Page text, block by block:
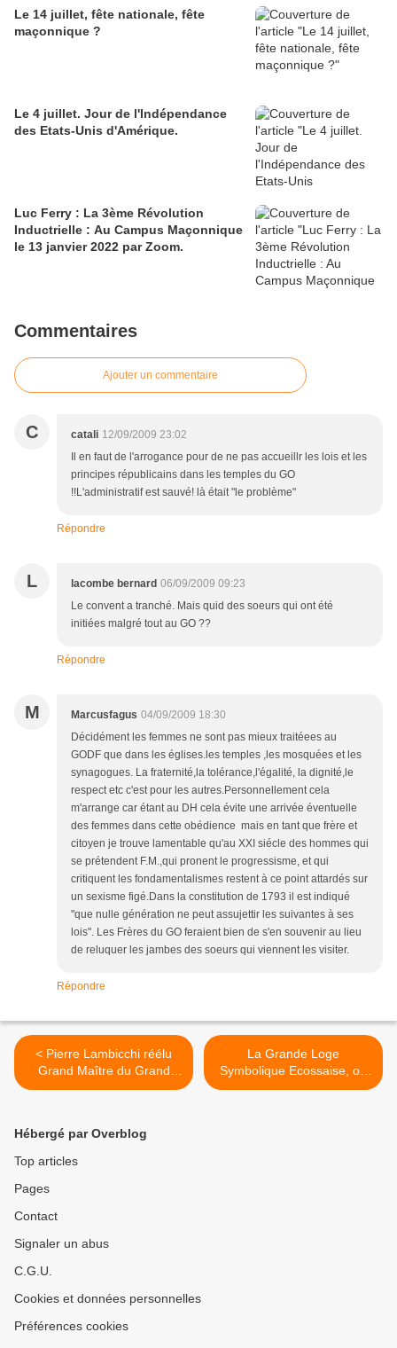
Le 14 juillet, fête nationale, fête
maçonnique ?
Le 4 juillet. Jour de l'Indépendance
des Etats-Unis d'Amérique.
Luc Ferry : La 3ème Révolution
Inductrielle : Au Campus Maçonnique
le 13 janvier 2022 par Zoom.
Commentaires
Ajouter un commentaire
C catali 12/09/2009 23:02
Il en faut de l'arrogance pour de ne pas accueillr les lois et les
principes républicains dans les temples du GO
!!L'administratif est sauvé! là était "le problème"
Répondre
L lacombe bernard 06/09/2009 09:23
Le convent a tranché. Mais quid des soeurs qui ont été
initiées malgré tout au GO ??
Répondre
M Marcusfagus 04/09/2009 18:30
Décidément les femmes ne sont pas mieux traitéees au
GODF que dans les églises.les temples ,les mosquées et les
synagogues. La fraternité,la tolérance,l'égalité, la dignité,le
respect etc c'est pour les autres.Personnellement cela
m'arrange car étant au DH cela évite une arrivée éventuelle
des femmes dans cette obédience mais en tant que frère et
citoyen je trouve lamentable qu'au XXI siécle des hommes qui
se prétendent F.M.,qui pronent le progressisme, et qui
critiquent les fondamentalismes restent à ce point attardés sur
un sexisme figé.Dans la constitution de 1793 il est indiqué
"que nulle génération ne peut assujettir les suivantes à ses
lois". Les Frères du GO feraient bien de s'en souvenir au lieu
de reluquer les jambes des soeurs qui viennent les visiter.
Répondre
< Pierre Lambicchi réélu
Grand Maître du Grand
Orient de France
La Grande Loge
Symbolique Ecossaise, ou
les avant-gardes
Hébergé par Overblog
Top articles
Pages
Contact
Signaler un abus
C.G.U.
Cookies et données personnelles
Préférences cookies